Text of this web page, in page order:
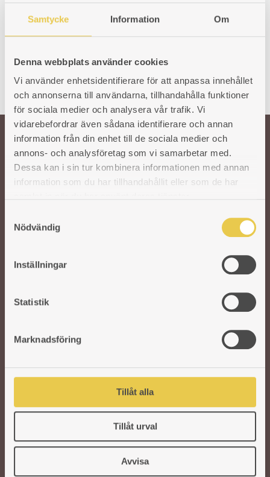
Samtycke Information Om
Denna webbplats använder cookies
Vi använder enhetsidentifierare för att anpassa innehållet
och annonserna till användarna, tillhandahålla funktioner
för sociala medier och analysera vår trafik. Vi
vidarebefordrar även sådana identifierare och annan
information från din enhet till de sociala medier och
annons- och analysföretag som vi samarbetar med.
Dessa kan i sin tur kombinera informationen med annan
information som du har tillhandahållit eller som de har
Nödvändig
Inställningar
Statistik
Marknadsföring
Tillåt alla
Tillåt urval
Avvisa
Välkommen till oss!
med utvalda svenska och utländska gjuterier. I vår moderna fabrik i Reftele
tar erfarna och skickliga hantverkare vid. De finputsar och polerar varje del
TILLBEHÖR